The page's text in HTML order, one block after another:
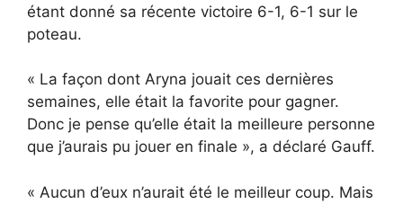
étant donné sa récente victoire 6-1, 6-1 sur le
poteau.
« La façon dont Aryna jouait ces dernières
semaines, elle était la favorite pour gagner.
Donc je pense qu’elle était la meilleure personne
que j’aurais pu jouer en finale », a déclaré Gauff.
« Aucun d’eux n’aurait été le meilleur coup. Mais